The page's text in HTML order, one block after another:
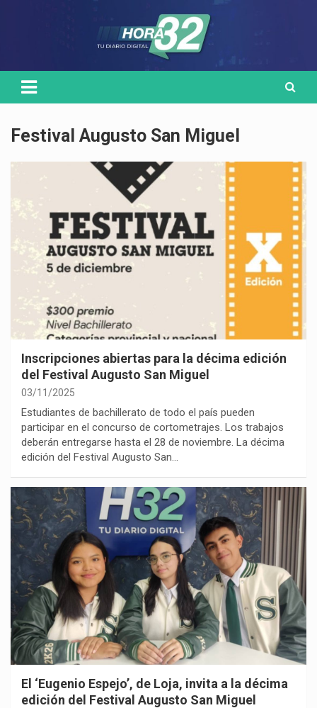
Festival Augusto San Miguel
Inscripciones abiertas para la décima edición
del Festival Augusto San Miguel
03/11/2025
Estudiantes de bachillerato de todo el país pueden
participar en el concurso de cortometrajes. Los trabajos
deberán entregarse hasta el 28 de noviembre. La décima
edición del Festival Augusto San…
El ‘Eugenio Espejo’, de Loja, invita a la décima
edición del Festival Augusto San Miguel